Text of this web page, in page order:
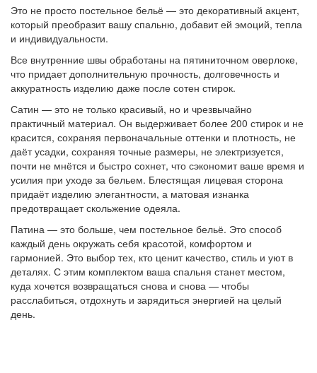
Это не просто постельное бельё — это декоративный акцент,
который преобразит вашу спальню, добавит ей эмоций, тепла
и индивидуальности.
Все внутренние швы обработаны на пятиниточном оверлоке,
что придает дополнительную прочность, долговечность и
аккуратность изделию даже после сотен стирок.
Сатин — это не только красивый, но и чрезвычайно
практичный материал. Он выдерживает более 200 стирок и не
красится, сохраняя первоначальные оттенки и плотность, не
даёт усадки, сохраняя точные размеры, не электризуется,
почти не мнётся и быстро сохнет, что сэкономит ваше время и
усилия при уходе за бельем. Блестящая лицевая сторона
придаёт изделию элегантности, а матовая изнанка
предотвращает скольжение одеяла.
Патина — это больше, чем постельное бельё. Это способ
каждый день окружать себя красотой, комфортом и
гармонией. Это выбор тех, кто ценит качество, стиль и уют в
деталях. С этим комплектом ваша спальня станет местом,
куда хочется возвращаться снова и снова — чтобы
расслабиться, отдохнуть и зарядиться энергией на целый
день.